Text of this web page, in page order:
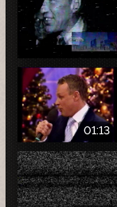
01:13